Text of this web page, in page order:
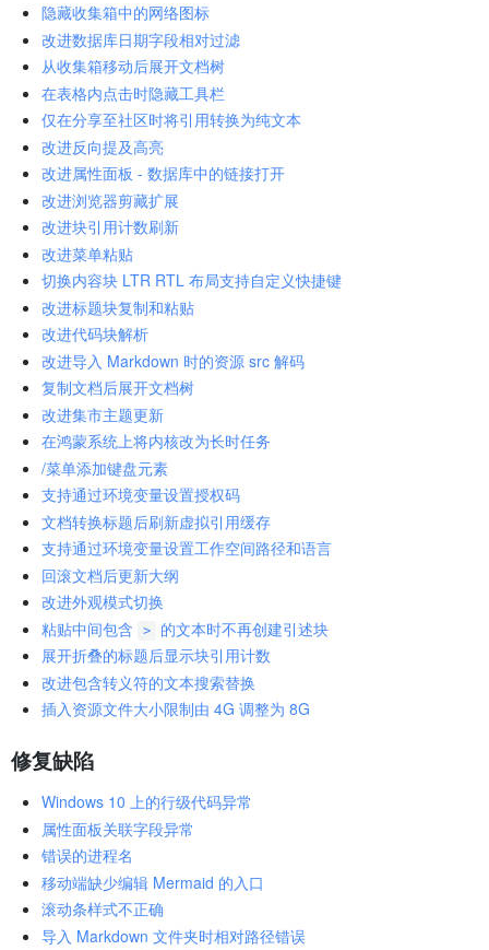
隐藏收集箱中的网络图标
改进数据库日期字段相对过滤
从收集箱移动后展开文档树
在表格内点击时隐藏工具栏
仅在分享至社区时将引用转换为纯文本
改进反向提及高亮
改进属性面板 - 数据库中的链接打开
改进浏览器剪藏扩展
改进块引用计数刷新
改进菜单粘贴
切换内容块 LTR RTL 布局支持自定义快捷键
改进标题块复制和粘贴
改进代码块解析
改进导入 Markdown 时的资源 src 解码
复制文档后展开文档树
改进集市主题更新
在鸿蒙系统上将内核改为长时任务
/菜单添加键盘元素
支持通过环境变量设置授权码
文档转换标题后刷新虚拟引用缓存
支持通过环境变量设置工作空间路径和语言
回滚文档后更新大纲
改进外观模式切换
粘贴中间包含
>
的文本时不再创建引述块
展开折叠的标题后显示块引用计数
改进包含转义符的文本搜索替换
插入资源文件大小限制由 4G 调整为 8G
修复缺陷
Windows 10 上的行级代码异常
属性面板关联字段异常
错误的进程名
移动端缺少编辑 Mermaid 的入口
滚动条样式不正确
导入 Markdown 文件夹时相对路径错误